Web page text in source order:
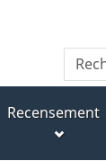
au
« À
propos
de
ce
HTML
dans
Recensement